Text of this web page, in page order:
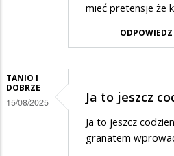
mieć pretensje że
ODPOWIEDZ
TANIO I
DOBRZE
15/08/2025 Ja to jeszcz
Ja to jeszcz
granatem